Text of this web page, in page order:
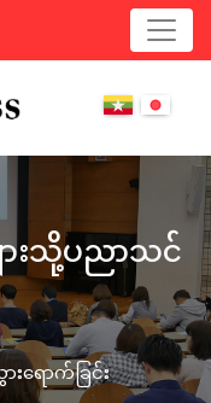
းသို့ပညာသင်
ောက်ခြင်း